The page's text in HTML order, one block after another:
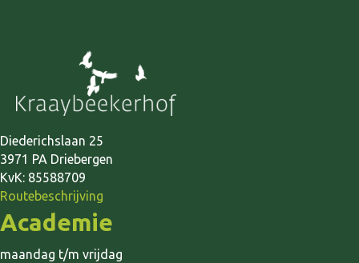
Diederichslaan 25
3971 PA Driebergen
KvK: 85588709
Routebeschrijving
Academie
maandag t/m vrijdag